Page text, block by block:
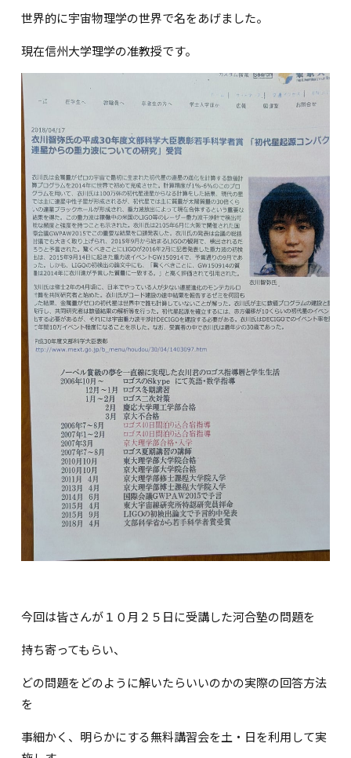
世界的に宇宙物理学の世界で名をあげました。
現在信州大学理学の准教授です。
今回は皆さんが１０月２５日に受講した河合塾の問題を
持ち寄ってもらい、
どの問題をどのように解いたらいいのかの実際の回答方法
を
事細かく、明らかにする無料講習会を土・日を利用して実